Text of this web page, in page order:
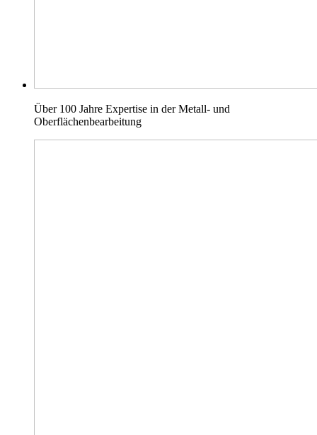
Über 100 Jahre Expertise in der Metall- und
Oberflächenbearbeitung